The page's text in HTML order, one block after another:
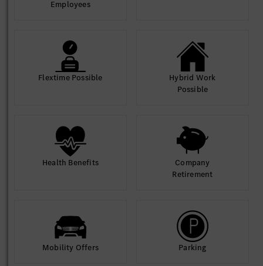
Employees
Flextime Possible
Hybrid Work
Possible
Health Benefits
Company
Retirement
Mobility Offers Parking